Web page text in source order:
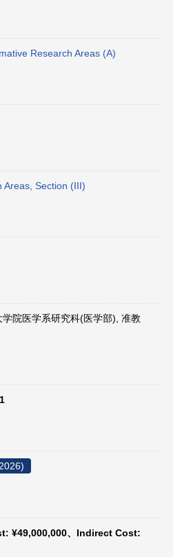
Research Areas (A)
Areas, Section (III)
院医学系研究科(医学部), 准教
¥49,000,000、Indirect Cost: